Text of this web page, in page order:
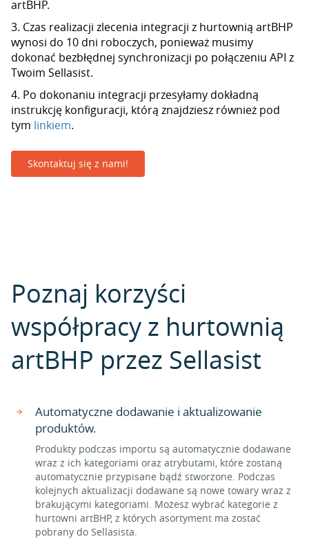
artBHP.
3. Czas realizacji zlecenia integracji z hurtownią artBHP
wynosi do 10 dni roboczych, ponieważ musimy
dokonać bezbłędnej synchronizacji po połączeniu API z
Twoim Sellasist.
4. Po dokonaniu integracji przesyłamy dokładną
instrukcję konfiguracji, którą znajdziesz również pod
tym linkiem.
Skontaktuj się z nami!
Poznaj korzyści
współpracy z hurtownią
artBHP przez Sellasist
Automatyczne dodawanie i aktualizowanie
produktów.
Produkty podczas importu są automatycznie dodawane
wraz z ich kategoriami oraz atrybutami, które zostaną
automatycznie przypisane bądź stworzone. Podczas
kolejnych aktualizacji dodawane są nowe towary wraz z
brakującymi kategoriami. Możesz wybrać kategorie z
hurtowni artBHP, z których asortyment ma zostać
pobrany do Sellasista.